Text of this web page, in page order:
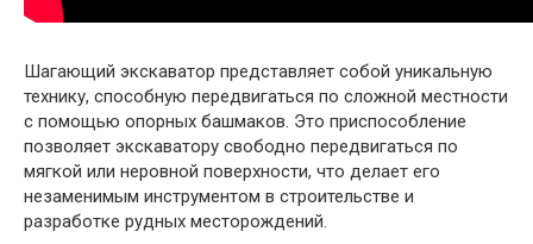
Шагающий экскаватор представляет собой уникальную
технику, способную передвигаться по сложной местности
с помощью опорных башмаков. Это приспособление
позволяет экскаватору свободно передвигаться по
мягкой или неровной поверхности, что делает его
незаменимым инструментом в строительстве и
разработке рудных месторождений.